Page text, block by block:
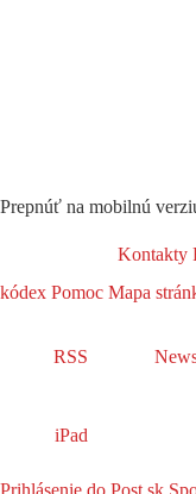
Prepnúť na mobilnú
Kontakty
kódex Pomoc Mapa
RSS
iPad
Prihlásenie do Post.sk